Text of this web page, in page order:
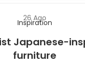
26Ago
Inspiration
Japanese-
furniture